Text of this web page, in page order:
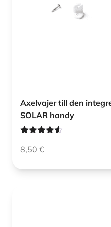
Axelvajer till den
SOLAR handy
4.48av 5
8,50 €